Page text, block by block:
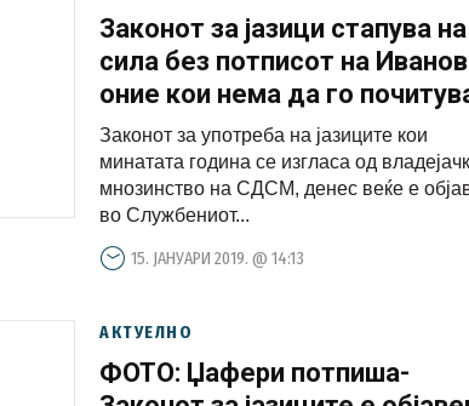
Законот за јазици стапува на
сила без потписот на
оние кои нема да го
казна до 5 илјади евра!
Законот за употреба на јазиците кои
минатата година се изгласа од
мнозинство на СДСМ, денес веќе е
во Службениот...
15. ЈАНУАРИ 2019. @ 14:13
АКТУЕЛНО
ФОТО: Џафери потпиша-